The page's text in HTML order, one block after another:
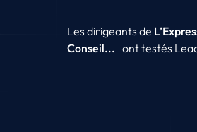
Les dirigeants de
Conseil... ont testés